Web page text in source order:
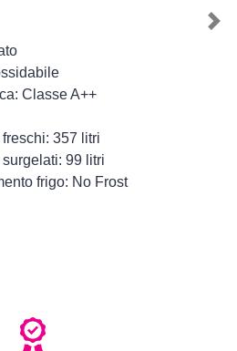
Classe A++
357 litri
99 litri
frigo: No Frost